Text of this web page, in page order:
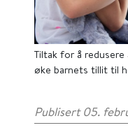
Tiltak for å
øke barnets tillit til
Publisert 05.